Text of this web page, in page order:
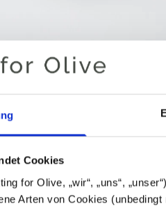
Cookies
for Olive, „wir“, „uns“,
Arten von Cookies